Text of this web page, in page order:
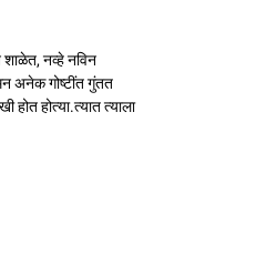
शाळेत, नव्हे नविन
अनेक गोष्टींत गुंतत
होत्या.त्यात त्याला